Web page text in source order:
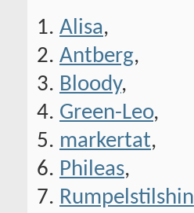
Alisa,
Antberg,
Bloody,
Green-Leo,
markertat,
Phileas,
Rumpelstilshin